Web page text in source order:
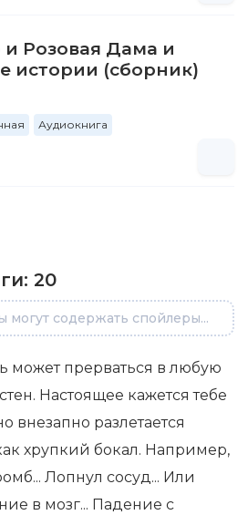
и Розовая Дама и
истории (сборник)
Аудиокнига
20
могут содержать спойлеры...
может прерваться в любую
Настоящее кажется тебе
внезапно разлетается
хрупкий бокал. Например,
Лопнул сосуд... Или
в мозг... Падение с